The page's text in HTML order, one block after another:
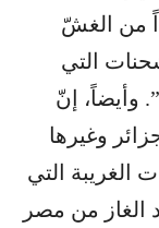
من الغشّ
التي
وأيضاً، إنّ
وغيرها
الغريبة التي
الغاز من مصر